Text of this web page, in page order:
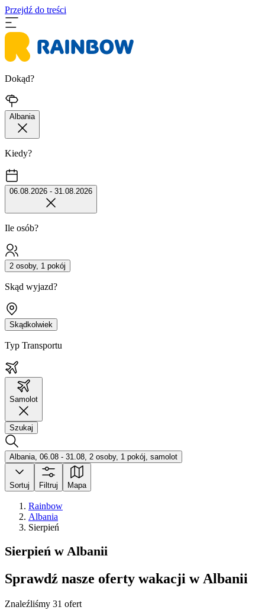
Przejdź do treści
Dokąd?
Albania
Kiedy?
06.08.2026 - 31.08.2026
Ile osób?
2 osoby, 1 pokój
Skąd wyjazd?
Skądkolwiek
Typ Transportu
Samolot
Szukaj
Albania, 06.08 - 31.08, 2 osoby, 1 pokój, samolot
Sortuj Filtruj Mapa
Rainbow
Albania
Sierpień
Sierpień w Albanii
Sprawdź nasze oferty wakacji w Albanii
Znaleźliśmy 31 ofert